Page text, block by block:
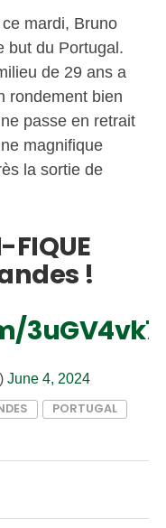
mardi, Bruno
but du Portugal.
de 29 ans a
rondement bien
passe en retrait
magnifique
la sortie de
!
June 4, 2024
PORTUGAL